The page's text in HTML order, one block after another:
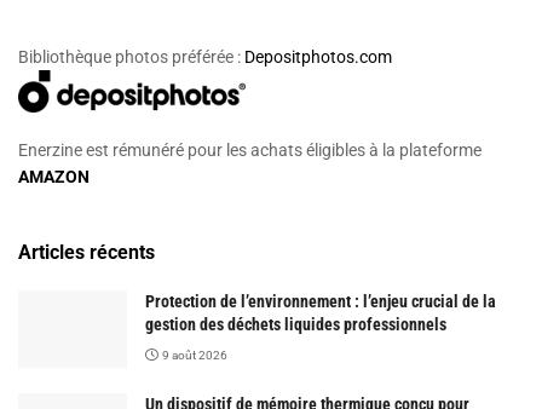
Bibliothèque photos préférée : Depositphotos.com
Enerzine est rémunéré pour les achats éligibles à la plateforme
AMAZON
Articles récents
Protection de l’environnement : l’enjeu crucial de la
gestion des déchets liquides professionnels
9 août 2026
Un dispositif de mémoire thermique conçu pour